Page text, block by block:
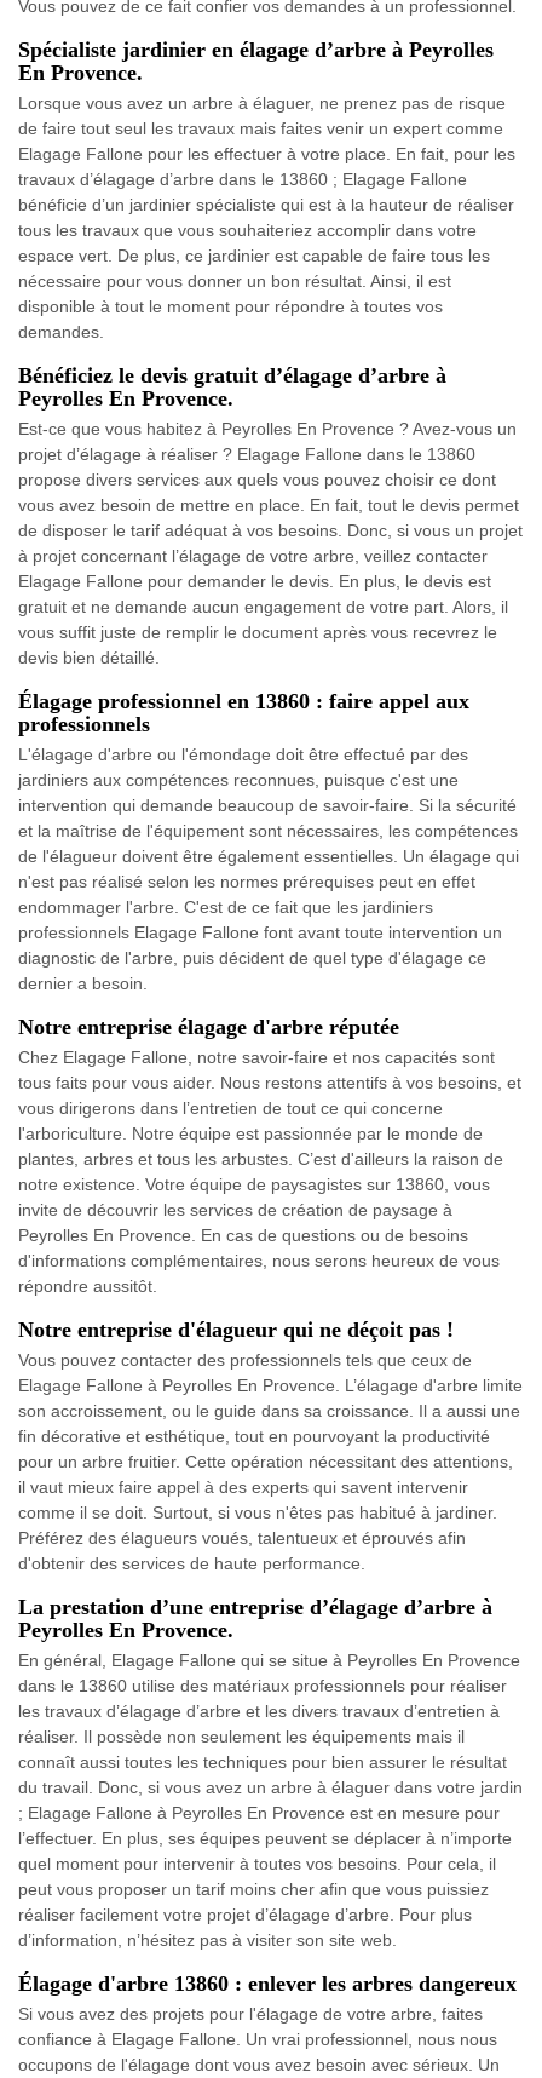
Vous pouvez de ce fait confier vos demandes à un professionnel.
Spécialiste jardinier en élagage d’arbre à Peyrolles
En Provence.
Lorsque vous avez un arbre à élaguer, ne prenez pas de risque
de faire tout seul les travaux mais faites venir un expert comme
Elagage Fallone pour les effectuer à votre place. En fait, pour les
travaux d’élagage d’arbre dans le 13860 ; Elagage Fallone
bénéficie d’un jardinier spécialiste qui est à la hauteur de réaliser
tous les travaux que vous souhaiteriez accomplir dans votre
espace vert. De plus, ce jardinier est capable de faire tous les
nécessaire pour vous donner un bon résultat. Ainsi, il est
disponible à tout le moment pour répondre à toutes vos
demandes.
Bénéficiez le devis gratuit d’élagage d’arbre à
Peyrolles En Provence.
Est-ce que vous habitez à Peyrolles En Provence ? Avez-vous un
projet d’élagage à réaliser ? Elagage Fallone dans le 13860
propose divers services aux quels vous pouvez choisir ce dont
vous avez besoin de mettre en place. En fait, tout le devis permet
de disposer le tarif adéquat à vos besoins. Donc, si vous un projet
à projet concernant l’élagage de votre arbre, veillez contacter
Elagage Fallone pour demander le devis. En plus, le devis est
gratuit et ne demande aucun engagement de votre part. Alors, il
vous suffit juste de remplir le document après vous recevrez le
devis bien détaillé.
Élagage professionnel en 13860 : faire appel aux
professionnels
L'élagage d'arbre ou l'émondage doit être effectué par des
jardiniers aux compétences reconnues, puisque c'est une
intervention qui demande beaucoup de savoir-faire. Si la sécurité
et la maîtrise de l'équipement sont nécessaires, les compétences
de l'élagueur doivent être également essentielles. Un élagage qui
n'est pas réalisé selon les normes prérequises peut en effet
endommager l'arbre. C'est de ce fait que les jardiniers
professionnels Elagage Fallone font avant toute intervention un
diagnostic de l'arbre, puis décident de quel type d'élagage ce
dernier a besoin.
Notre entreprise élagage d'arbre réputée
Chez Elagage Fallone, notre savoir-faire et nos capacités sont
tous faits pour vous aider. Nous restons attentifs à vos besoins, et
vous dirigerons dans l’entretien de tout ce qui concerne
l'arboriculture. Notre équipe est passionnée par le monde de
plantes, arbres et tous les arbustes. C’est d'ailleurs la raison de
notre existence. Votre équipe de paysagistes sur 13860, vous
invite de découvrir les services de création de paysage à
Peyrolles En Provence. En cas de questions ou de besoins
d'informations complémentaires, nous serons heureux de vous
répondre aussitôt.
Notre entreprise d'élagueur qui ne déçoit pas !
Vous pouvez contacter des professionnels tels que ceux de
Elagage Fallone à Peyrolles En Provence. L’élagage d'arbre limite
son accroissement, ou le guide dans sa croissance. Il a aussi une
fin décorative et esthétique, tout en pourvoyant la productivité
pour un arbre fruitier. Cette opération nécessitant des attentions,
il vaut mieux faire appel à des experts qui savent intervenir
comme il se doit. Surtout, si vous n'êtes pas habitué à jardiner.
Préférez des élagueurs voués, talentueux et éprouvés afin
d'obtenir des services de haute performance.
La prestation d’une entreprise d’élagage d’arbre à
Peyrolles En Provence.
En général, Elagage Fallone qui se situe à Peyrolles En Provence
dans le 13860 utilise des matériaux professionnels pour réaliser
les travaux d’élagage d’arbre et les divers travaux d’entretien à
réaliser. Il possède non seulement les équipements mais il
connaît aussi toutes les techniques pour bien assurer le résultat
du travail. Donc, si vous avez un arbre à élaguer dans votre jardin
; Elagage Fallone à Peyrolles En Provence est en mesure pour
l’effectuer. En plus, ses équipes peuvent se déplacer à n’importe
quel moment pour intervenir à toutes vos besoins. Pour cela, il
peut vous proposer un tarif moins cher afin que vous puissiez
réaliser facilement votre projet d’élagage d’arbre. Pour plus
d’information, n’hésitez pas à visiter son site web.
Élagage d'arbre 13860 : enlever les arbres dangereux
Si vous avez des projets pour l'élagage de votre arbre, faites
confiance à Elagage Fallone. Un vrai professionnel, nous nous
occupons de l'élagage dont vous avez besoin avec sérieux. Un